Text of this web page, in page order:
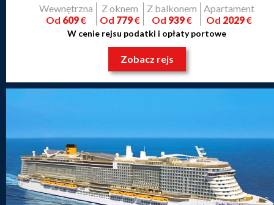
Wewnętrzna
Od 609€
Z oknem
Od 779€
Z balkonem
Od 939€
Apartament
Od 2029€
W cenie rejsu podatki i opłaty portowe
Zobacz rejs